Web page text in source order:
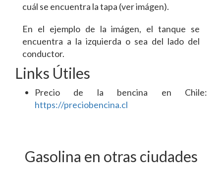
cuál se encuentra la tapa (ver imágen).
En el ejemplo de la imágen, el tanque se
encuentra a la izquierda o sea del lado del
conductor.
Links Útiles
Precio de la bencina en Chile:
https://preciobencina.cl
Gasolina en otras ciudades